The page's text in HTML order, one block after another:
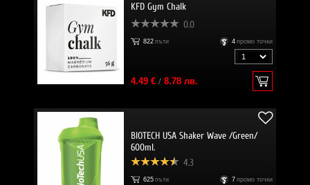
KFD Gym Chalk
0.0
822 пъти 4 промо точки
4.49 €/ 8.78 лв.
BIOTECH USA Shaker Wave /Green/
600ml.
4.3
625 пъти 7 промо точки